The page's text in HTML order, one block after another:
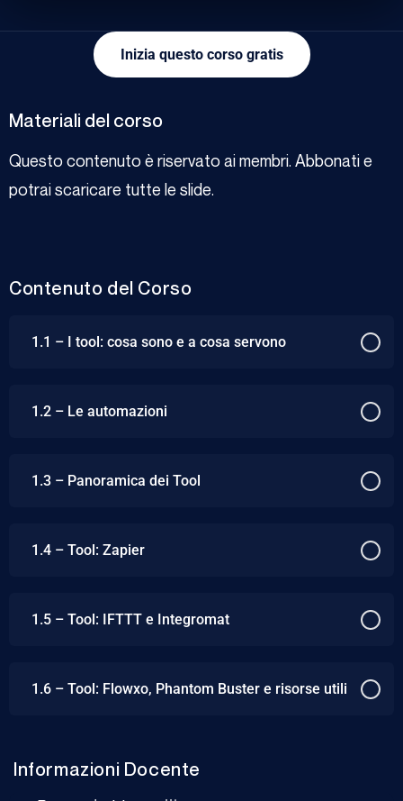
Inizia questo corso gratis
Materiali del corso
Questo contenuto è riservato ai membri. Abbonati e
potrai scaricare tutte le slide.
Contenuto del Corso
1.1 – I tool: cosa sono e a cosa servono
1.2 – Le automazioni
1.3 – Panoramica dei Tool
1.4 – Tool: Zapier
1.5 – Tool: IFTTT e Integromat
1.6 – Tool: Flowxo, Phantom Buster e risorse utili
Informazioni Docente